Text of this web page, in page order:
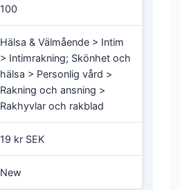
100
Hälsa & Välmående > Intim
> Intimrakning; Skönhet och
hälsa > Personlig vård >
Rakning och ansning >
Rakhyvlar och rakblad
19 kr SEK
New